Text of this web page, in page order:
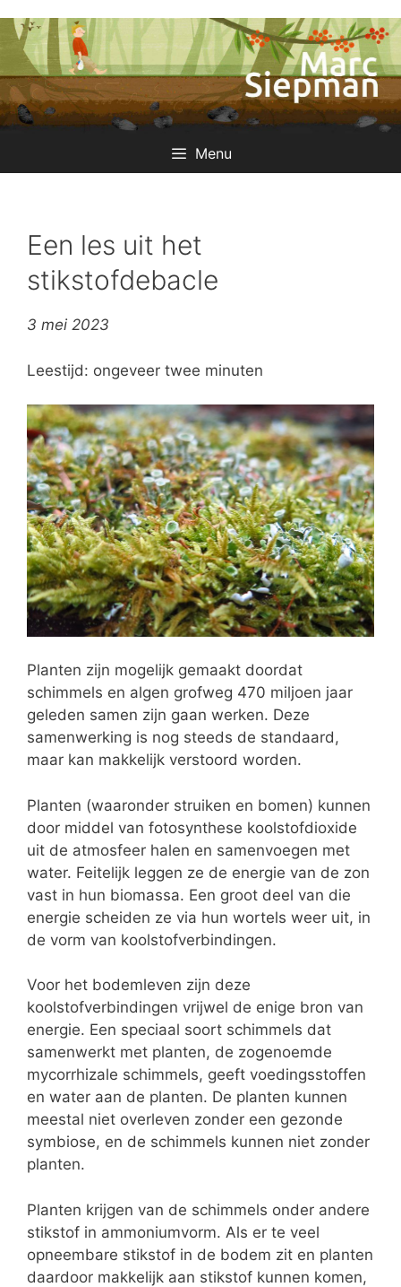
naar
inhoud
Menu
Een les uit het
stikstofdebacle
3 mei 2023
Leestijd: ongeveer twee minuten
Planten zijn mogelijk gemaakt doordat
schimmels en algen grofweg 470 miljoen jaar
geleden samen zijn gaan werken. Deze
samenwerking is nog steeds de standaard,
maar kan makkelijk verstoord worden.
Planten (waaronder struiken en bomen) kunnen
door middel van fotosynthese koolstofdioxide
uit de atmosfeer halen en samenvoegen met
water. Feitelijk leggen ze de energie van de zon
vast in hun biomassa. Een groot deel van die
energie scheiden ze via hun wortels weer uit, in
de vorm van koolstofverbindingen.
Voor het bodemleven zijn deze
koolstofverbindingen vrijwel de enige bron van
energie. Een speciaal soort schimmels dat
samenwerkt met planten, de zogenoemde
mycorrhizale schimmels, geeft voedingsstoffen
en water aan de planten. De planten kunnen
meestal niet overleven zonder een gezonde
symbiose, en de schimmels kunnen niet zonder
planten.
Planten krijgen van de schimmels onder andere
stikstof in ammoniumvorm. Als er te veel
opneembare stikstof in de bodem zit en planten
daardoor makkelijk aan stikstof kunnen komen,